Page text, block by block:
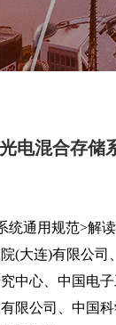
电混合存储
统通用规范>解
(大连)有限公
中心、中国电
限公司、中国